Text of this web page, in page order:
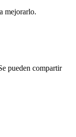
mejorarlo.
pueden compartir